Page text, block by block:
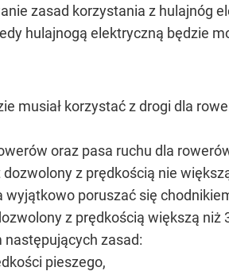
zasad korzystania z hulajnóg
hulajnogą elektryczną będzie
musiał korzystać z drogi dla
oraz pasa ruchu dla
z prędkością nie
poruszać się
z prędkością większą
zasad:
pieszego,